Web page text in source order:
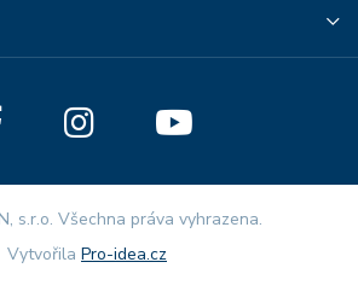
s.r.o. Všechna práva vyhrazena.
Vytvořila Pro-idea.cz